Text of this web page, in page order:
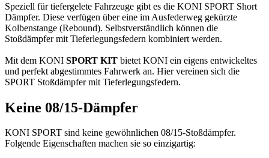
Speziell für tiefergelete Fahrzeuge gibt es die KONI SPORT Short
Dämpfer. Diese verfügen über eine im Ausfederweg gekürzte
Kolbenstange (Rebound). Selbstverständlich können die
Stoßdämpfer mit Tieferlegungsfedern kombiniert werden.
Mit dem KONI SPORT KIT bietet KONI ein eigens entwickeltes
und perfekt abgestimmtes Fahrwerk an. Hier vereinen sich die
SPORT Stoßdämpfer mit Tieferlegungsfedern.
Keine 08/15-Dämpfer
KONI SPORT sind keine gewöhnlichen 08/15-Stoßdämpfer.
Folgende Eigenschaften machen sie so einzigartig: